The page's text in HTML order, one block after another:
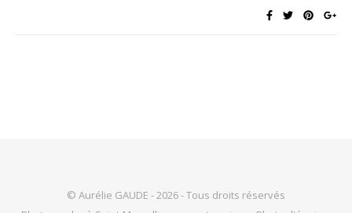
© Aurélie GAUDE - 2026 - Tous droits réservés